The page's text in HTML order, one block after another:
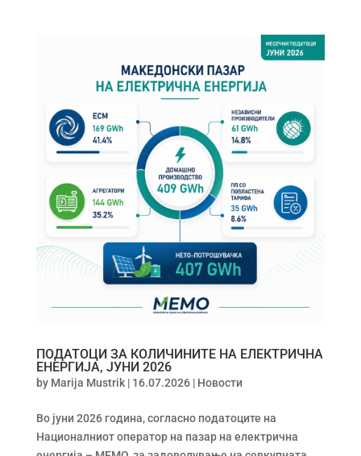
ПОДАТОЦИ ЗА КОЛИЧИНИТЕ НА ЕЛЕКТРИЧНА
ЕНЕРГИЈА, ЈУНИ 2026
by Marija Mustrik| 16.07.2026| Новости
Во јуни 2026 година, согласно податоците на
Националниот оператор на пазар на електрична